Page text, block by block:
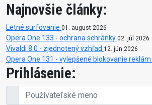
Najnovšie články:
Letné surfovanie 01. august 2026
Opera One 133 - ochrana schránky 02. júl 2026
Vivaldi 8.0 - zjednotený vzhľad 12. jún 2026
Opera One 131 - vylepšené blokovanie reklám
Prihlásenie: